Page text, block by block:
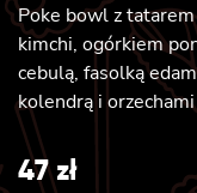
Poke bowl z
kimchi, ogórkiem
cebulą, fasolką
kolendrą i
47zł